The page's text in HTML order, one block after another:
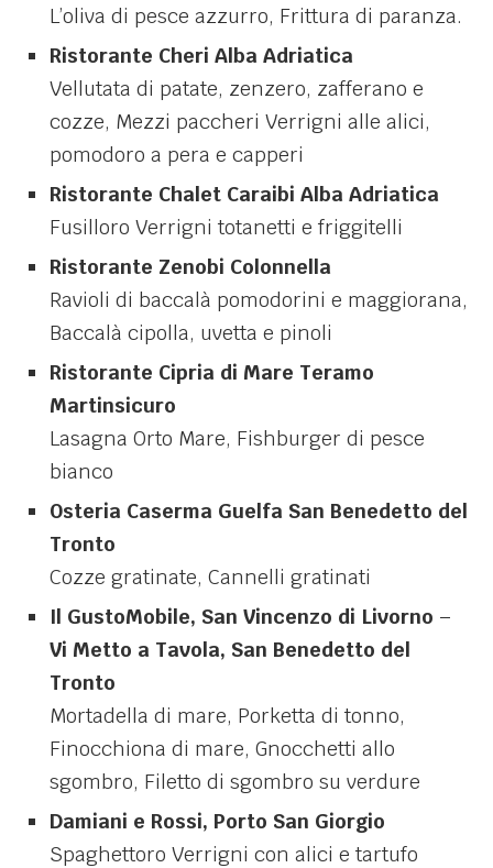
L’oliva di pesce azzurro, Frittura di paranza.
Ristorante Cheri Alba Adriatica
Vellutata di patate, zenzero, zafferano e
cozze, Mezzi paccheri Verrigni alle alici,
pomodoro a pera e capperi
Ristorante Chalet Caraibi Alba Adriatica
Fusilloro Verrigni totanetti e friggitelli
Ristorante Zenobi Colonnella
Ravioli di baccalà pomodorini e maggiorana,
Baccalà cipolla, uvetta e pinoli
Ristorante Cipria di Mare Teramo
Martinsicuro
Lasagna Orto Mare, Fishburger di pesce
bianco
Osteria Caserma Guelfa San Benedetto del
Tronto
Cozze gratinate, Cannelli gratinati
Il GustoMobile, San Vincenzo di Livorno –
Vi Metto a Tavola, San Benedetto del
Tronto
Mortadella di mare, Porketta di tonno,
Finocchiona di mare, Gnocchetti allo
sgombro, Filetto di sgombro su verdure
Damiani e Rossi, Porto San Giorgio
Spaghettoro Verrigni con alici e tartufo